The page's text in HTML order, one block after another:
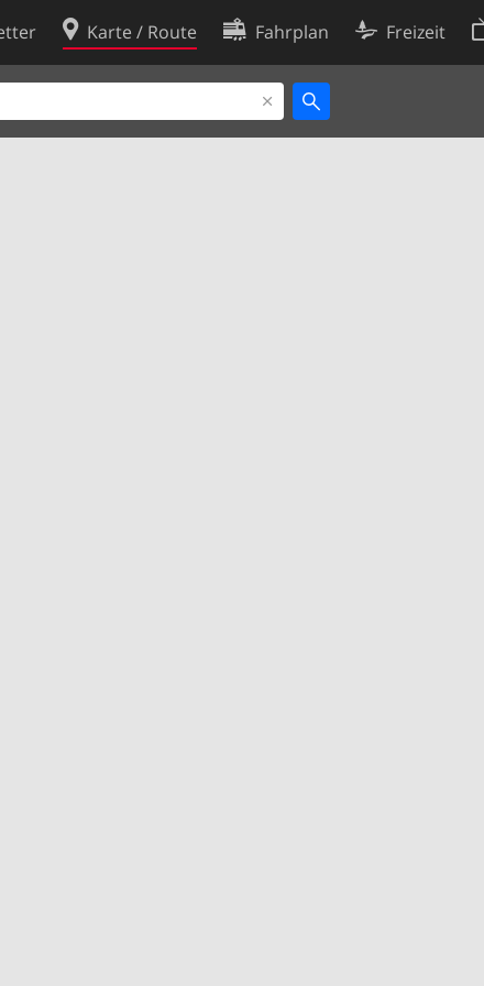
Karte / Route Fahrplan Freizeit
Cookie-Richtlinie
Cookie-Einstellungen